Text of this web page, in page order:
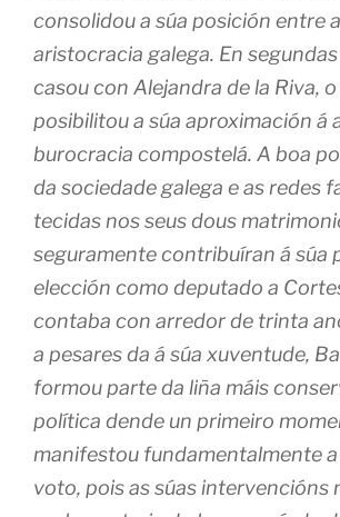
consolidou a súa posición entre
aristocracia galega. En
casou con Alejandra de la Riva,
posibilitou a súa aproximación á
burocracia compostelá. A boa
da sociedade galega e as redes
tecidas nos seus dous
seguramente contribuíran á súa
elección como deputado a
contaba con arredor de trinta
a pesares da á súa xuventude,
formou parte da liña máis
política dende un primeiro
manifestou fundamentalmente
voto, pois as súas intervencións